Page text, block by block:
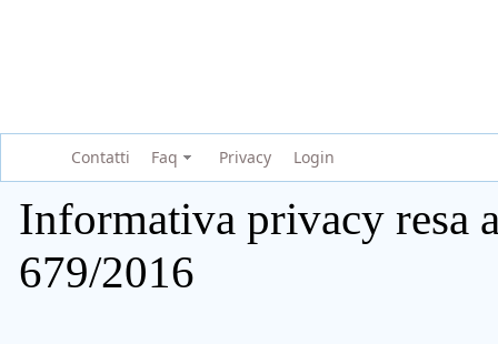
Contatti Faq Privacy Login
Informativa privacy resa
679/2016